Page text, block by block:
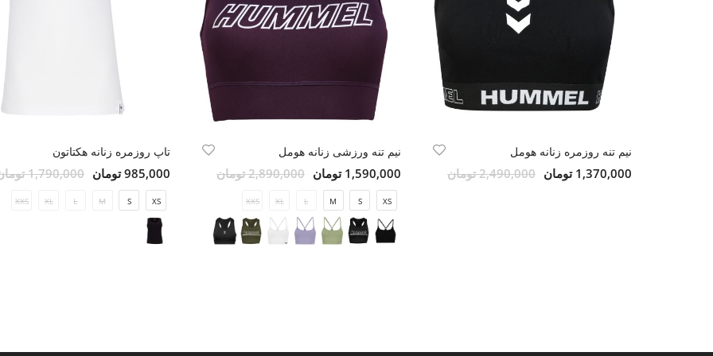
نیم تنه روزمره زنانه هومل
1,370,000 تومان 2,490,000 تومان
نیم تنه ورزشی زنانه هومل
1,590,000 تومان 2,890,000 تومان
XS
S
M
L
XL
XXS
تاپ روزمره زنانه هکتاتون
985,000 تومان 1,790,000 تومان
XS
S
M
L
XL
XXS